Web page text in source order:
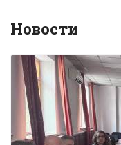
Новости